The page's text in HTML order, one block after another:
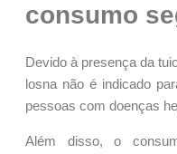
consumo
Devido à presença da
losna não é indicado
pessoas com doenças
Além disso, o